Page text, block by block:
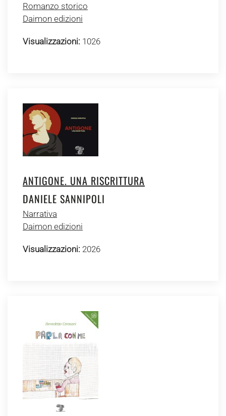
Romanzo storico
Daimon edizioni
Visualizzazioni: 1026
ANTIGONE. UNA RISCRITTURA
DANIELE SANNIPOLI
Narrativa
Daimon edizioni
Visualizzazioni: 2026